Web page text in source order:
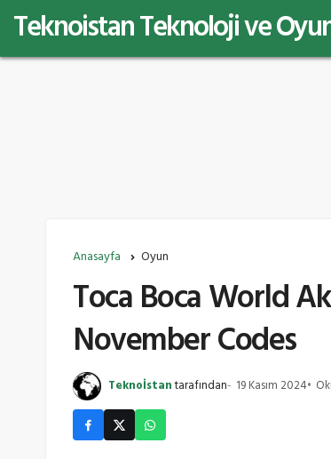
Teknoistan Teknoloji ve
Anasayfa Oyun
Toca Boca World
November Codes
Teknoİstantarafından 19 Kasım 2024